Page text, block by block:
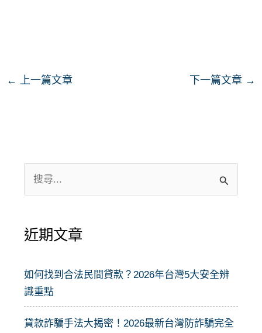
← 上一篇文章 下一篇文章 →
尋
鍵
:
近期文章
如何找到合法民間貸款？2026年台灣5大安全辨
識重點
貸款詐騙手法大揭密！2026最新台灣防詐騙完全